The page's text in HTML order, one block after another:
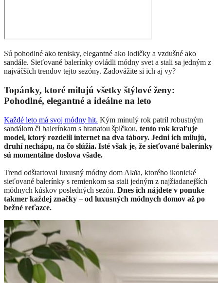
Sú pohodlné ako tenisky, elegantné ako lodičky a vzdušné ako
sandále. Sieťované balerínky ovládli módny svet a stali sa jedným z
najväčších trendov tejto sezóny. Zadovážite si ich aj vy?
Topánky, ktoré milujú všetky štýlové ženy:
Pohodlné, elegantné a ideálne na leto
Každé leto má svoj módny hit. Kým minulý rok patril robustným
sandálom či balerínkam s hranatou špičkou, tento rok kraľuje
model, ktorý rozdelil internet na dva tábory. Jedni ich milujú,
druhí nechápu, na čo slúžia. Isté však je, že sieťované balerínky
sú momentálne doslova všade.
Trend odštartoval luxusný módny dom Alaïa, ktorého ikonické
sieťované balerínky s remienkom sa stali jedným z najžiadanejších
módnych kúskov posledných sezón. Dnes ich nájdete v ponuke
takmer každej značky – od luxusných módnych domov až po
bežné reťazce.